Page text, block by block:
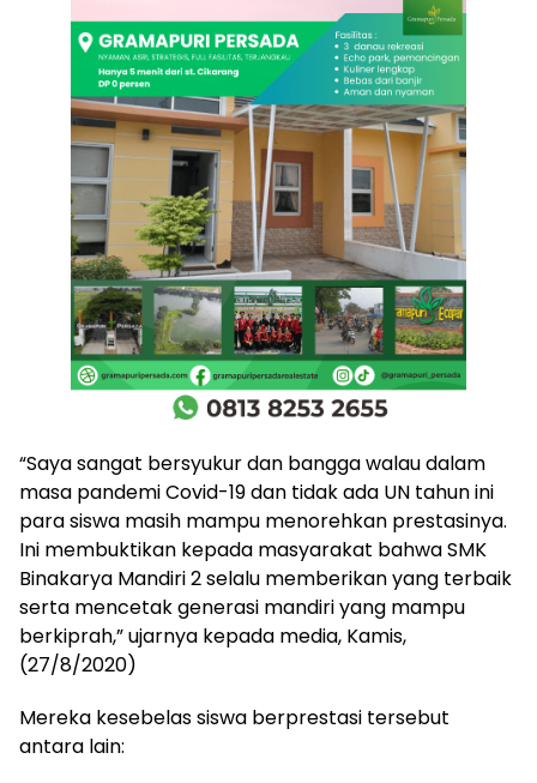
“Saya sangat bersyukur dan bangga walau dalam
masa pandemi Covid-19 dan tidak ada UN tahun ini
para siswa masih mampu menorehkan prestasinya.
Ini membuktikan kepada masyarakat bahwa SMK
Binakarya Mandiri 2 selalu memberikan yang terbaik
serta mencetak generasi mandiri yang mampu
berkiprah,” ujarnya kepada media, Kamis,
(27/8/2020)
Mereka kesebelas siswa berprestasi tersebut
antara lain: